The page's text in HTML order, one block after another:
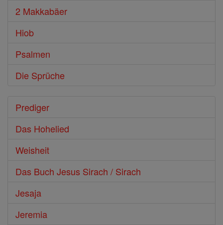
2 Makkabäer
Hiob
Psalmen
Die Sprüche
Prediger
Das Hohelied
Weisheit
Das Buch Jesus Sirach / Sirach
Jesaja
Jeremia